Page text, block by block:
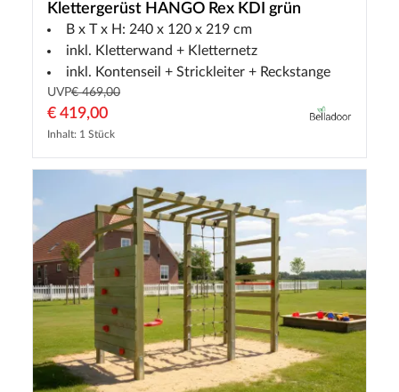
Klettergerüst HANGO Rex KDI grün
B x T x H: 240 x 120 x 219 cm
inkl. Kletterwand + Kletternetz
inkl. Kontenseil + Strickleiter + Reckstange
UVP€ 469,00
€ 419,00
Inhalt: 1 Stück